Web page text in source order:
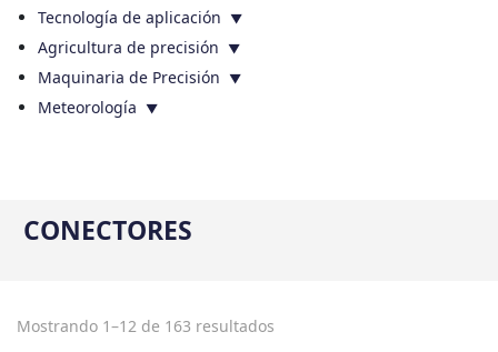
Tecnología de aplicación
Agricultura de precisión
Maquinaria de Precisión
Meteorología
CONECTORES
Mostrando 1–12 de 163 resultados